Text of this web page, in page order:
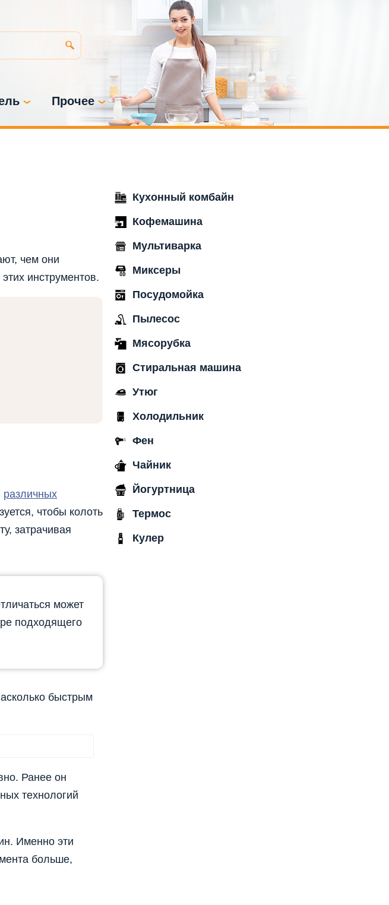
Прочее
чем они
инструментов.
различных
чтобы колоть
затрачивая
может
подходящего
быстрым
Ранее он
технологий
Именно эти
больше,
Кухонный комбайн
Кофемашина
Мультиварка
Миксеры
Посудомойка
Пылесос
Мясорубка
Стиральная машина
Утюг
Холодильник
Фен
Чайник
Йогуртница
Термос
Кулер